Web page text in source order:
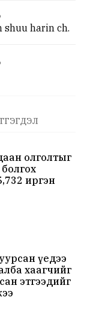
shuu harin ch.
олголтыг
иргэн
үедээ
хаагчийг
этгээдийг